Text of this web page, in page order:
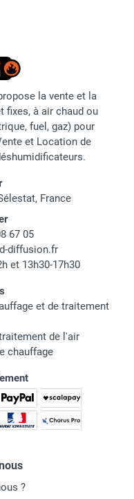
la vente et la
fixes, à air chaud ou
fuel, gaz) pour
et Location de
France
67 05
diffusion.fr
et 13h30-17h30
et de traitement
de l'air
chauffage
?